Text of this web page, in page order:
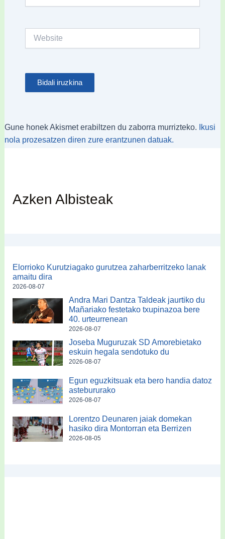
Gune honek Akismet erabiltzen du zaborra murrizteko.
Ikusi
nola prozesatzen diren zure erantzunen datuak.
Azken Albisteak
Elorrioko Kurutziagako gurutzea zaharberritzeko lanak
amaitu dira
2026-08-07
Andra Mari Dantza Taldeak jaurtiko du
Mañariako festetako txupinazoa bere
40. urteurrenean
2026-08-07
Joseba Muguruzak SD Amorebietako
eskuin hegala sendotuko du
2026-08-07
Egun eguzkitsuak eta bero handia datoz
astebururako
2026-08-07
Lorentzo Deunaren jaiak domekan
hasiko dira Montorran eta Berrizen
2026-08-05